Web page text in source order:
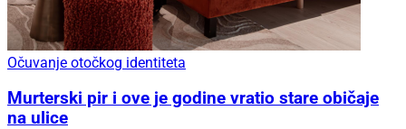
Očuvanje otočkog identiteta
Murterski pir i ove je godine vratio stare običaje
na ulice